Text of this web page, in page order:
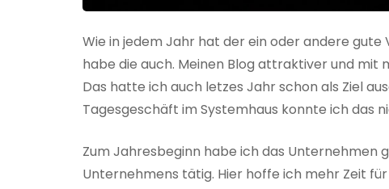
Wie in jedem Jahr hat der ein oder andere
habe die auch. Meinen Blog attraktiver und
Das hatte ich auch letzes Jahr schon als Ziel
Tagesgeschäft im Systemhaus konnte ich das
Zum Jahresbeginn habe ich das Unternehmen
Unternehmens tätig. Hier hoffe ich mehr Zeit